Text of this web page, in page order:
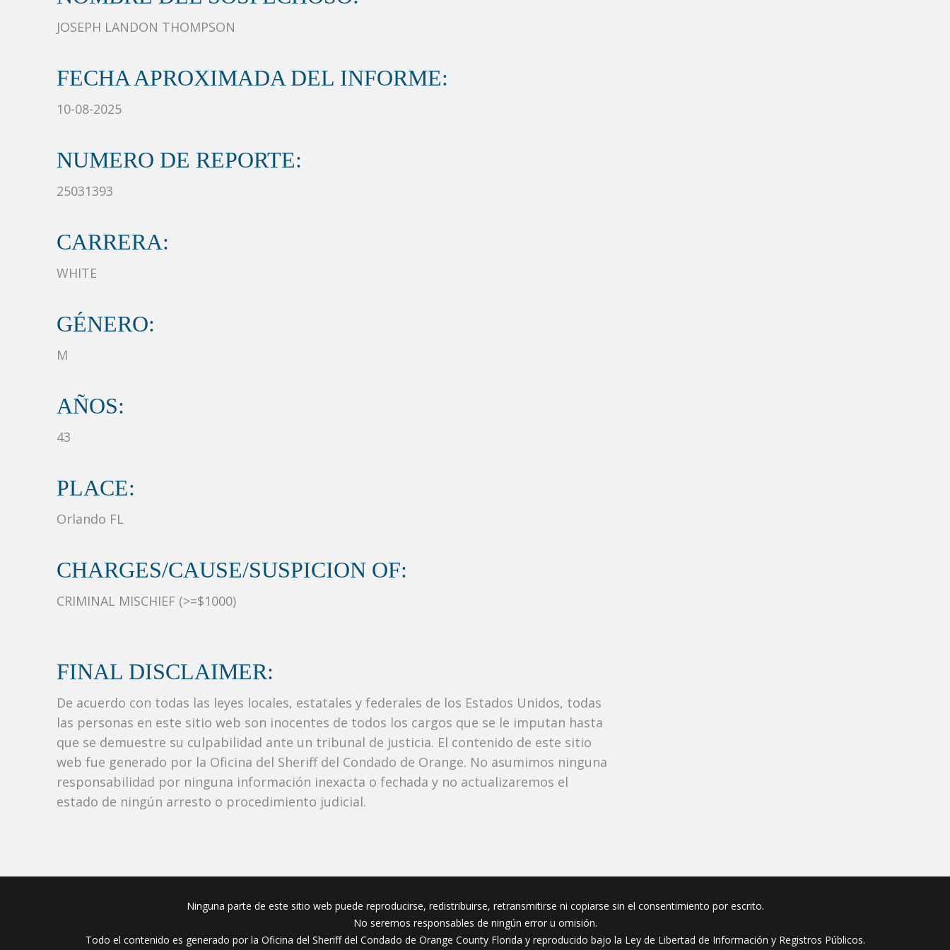
JOSEPH LANDON THOMPSON
FECHA APROXIMADA DEL INFORME:
10-08-2025
NUMERO DE REPORTE:
25031393
CARRERA:
WHITE
GÉNERO:
M
AÑOS:
43
PLACE:
Orlando FL
CHARGES/CAUSE/SUSPICION OF:
CRIMINAL MISCHIEF (>=$1000)
FINAL DISCLAIMER:
De acuerdo con todas las leyes locales, estatales y federales de los Estados Unidos, todas
las personas en este sitio web son inocentes de todos los cargos que se le imputan hasta
que se demuestre su culpabilidad ante un tribunal de justicia. El contenido de este sitio
web fue generado por la Oficina del Sheriff del Condado de Orange. No asumimos ninguna
responsabilidad por ninguna información inexacta o fechada y no actualizaremos el
estado de ningún arresto o procedimiento judicial.
Ninguna parte de este sitio web puede reproducirse, redistribuirse, retransmitirse ni copiarse sin el consentimiento por escrito.
No seremos responsables de ningún error u omisión.
Todo el contenido es generado por la Oficina del Sheriff del Condado de Orange County Florida y reproducido bajo la Ley de Libertad de Información y Registros Públicos.